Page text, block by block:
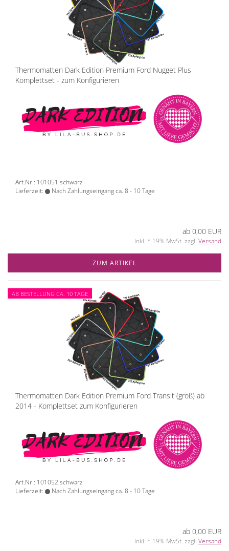
Thermomatten Dark Edition Premium Ford Nugget Plus
Komplettset - zum Konfigurieren
Art.Nr.: 101051 schwarz
Lieferzeit:
Nach Zahlungseingang ca. 8 - 10 Tage
ab 0,00 EUR
inkl. * 19% MwSt. zzgl. Versand
ZUM ARTIKEL
AB BESTELLUNG CA. 10 TAGE
Thermomatten Dark Edition Premium Ford Transit (groß) ab
2014 - Komplettset zum Konfigurieren
Art.Nr.: 101052 schwarz
Lieferzeit:
Nach Zahlungseingang ca. 8 - 10 Tage
ab 0,00 EUR
inkl. * 19% MwSt. zzgl. Versand